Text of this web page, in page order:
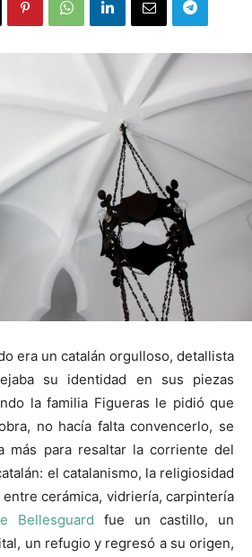
era un catalán orgulloso, detallista
su identidad en sus piezas
la familia Figueras le pidió que
no hacía falta convencerlo, se
más para resaltar la corriente del
el catalanismo, la religiosidad
entre cerámica, vidriería, carpintería
Bellesguard fue un castillo, un
un refugio y regresó a su origen,